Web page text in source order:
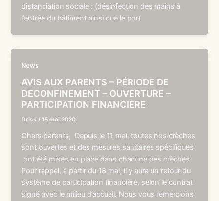
distanciation sociale : (désinfection des mains à
l’entrée du bâtiment ainsi que le port
News
AVIS AUX PARENTS – PÉRIODE DE
DECONFINEMENT – OUVERTURE –
PARTICIPATION FINANCIÈRE
Driss /15 mai 2020
Chers parents, Depuis le 11 mai, toutes nos crèches
sont ouvertes et des mesures sanitaires spécifiques
ont été mises en place dans chacune des crèches.
Pour rappel, à partir du 18 mai, il y aura un retour du
système de participation financière, selon le contrat
signé avec le milieu d’accueil. Nous vous remercions